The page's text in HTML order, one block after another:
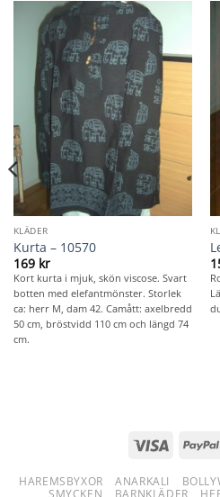
KLÄDER
Kurta – 10570
169 kr
Kort kurta i mjuk, skön viscose. Svart
botten med elefantmönster. Storlek
ca: herr M, dam 42. Camått: axelbredd
50 cm, bröstvidd 110 cm och längd 74
cm.
Visa
HAREMSBYXOR ANARKALI
SMYCKEN
BARNKLÄDER